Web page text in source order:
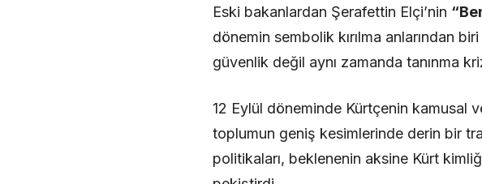
Eski bakanlardan Şerafettin Elçi’nin
dönemin sembolik kırılma anlarından
güvenlik değil aynı zamanda tanınma
12 Eylül döneminde Kürtçenin kamusal
toplumun geniş kesimlerinde derin bir
politikaları, beklenenin aksine Kürt